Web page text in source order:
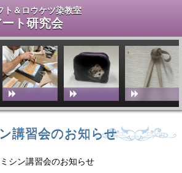
ト＆ロウケツ染教室
ト研究会
講習会のお知らせ
シン講習会のお知らせ